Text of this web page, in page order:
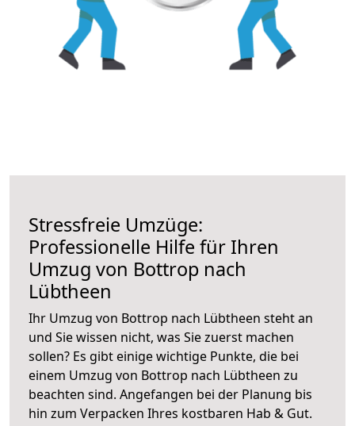
Stressfreie Umzüge:
Professionelle Hilfe für Ihren
Umzug von Bottrop nach
Lübtheen
Ihr Umzug von Bottrop nach Lübtheen steht an
und Sie wissen nicht, was Sie zuerst machen
sollen? Es gibt einige wichtige Punkte, die bei
einem Umzug von Bottrop nach Lübtheen zu
beachten sind. Angefangen bei der Planung bis
hin zum Verpacken Ihres kostbaren Hab & Gut.